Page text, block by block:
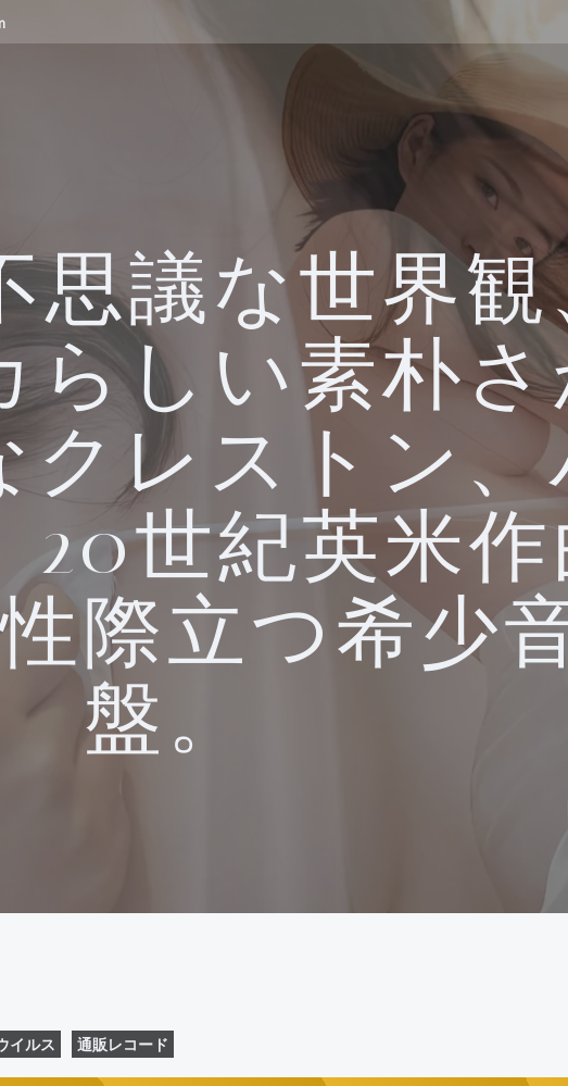
思議な世界
らしい素朴
クレストン、
20世紀英米
際立つ希少
盤。
イルス 通販レコード